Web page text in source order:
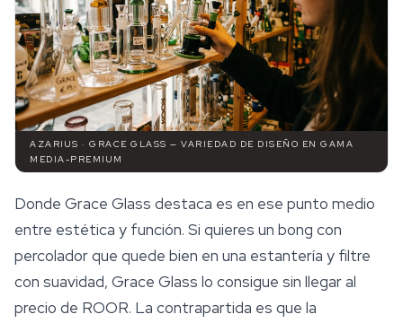
AZARIUS · GRACE GLASS — VARIEDAD DE DISEÑO EN GAMA
MEDIA-PREMIUM
Donde Grace Glass destaca es en ese punto medio
entre estética y función. Si quieres un bong con
percolador que quede bien en una estantería y filtre
con suavidad, Grace Glass lo consigue sin llegar al
precio de ROOR. La contrapartida es que la